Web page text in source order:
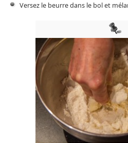
Versez le beurre dans le bol et